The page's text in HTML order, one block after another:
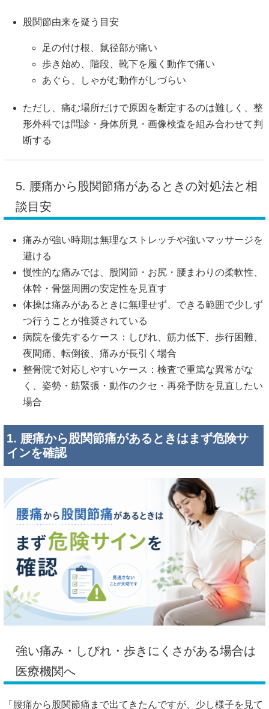
股関節由来を疑う目安
足の付け根、鼠径部が痛い
歩き始め、階段、靴下を履く動作で痛い
あぐら、しゃがむ動作がしづらい
ただし、痛む場所だけで原因を断定するのは難しく、整
形外科では問診・身体所見・画像検査を組み合わせて判
断する
5. 腰痛から股関節痛があるときの対処法と相
談目安
痛みが強い時期は無理なストレッチや強いマッサージを
避ける
慢性的な痛みでは、股関節・お尻・腰まわりの柔軟性、
体幹・骨盤周囲の安定性を見直す
体操は痛みがあるときに無理せず、できる範囲で少しず
つ行うことが推奨されている
病院を優先するケース：しびれ、筋力低下、歩行困難、
夜間痛、転倒後、痛みが長引く場合
整骨院で対応しやすいケース：検査で重篤な異常がな
く、姿勢・筋緊張・動作のクセ・再発予防を見直したい
場合
1. 腰痛から股関節痛があるときはまず危険サ
インを確認
強い痛み・しびれ・歩きにくさがある場合は
医療機関へ
「腰痛から股関節痛まで出てきたんですが、少し様子を見て